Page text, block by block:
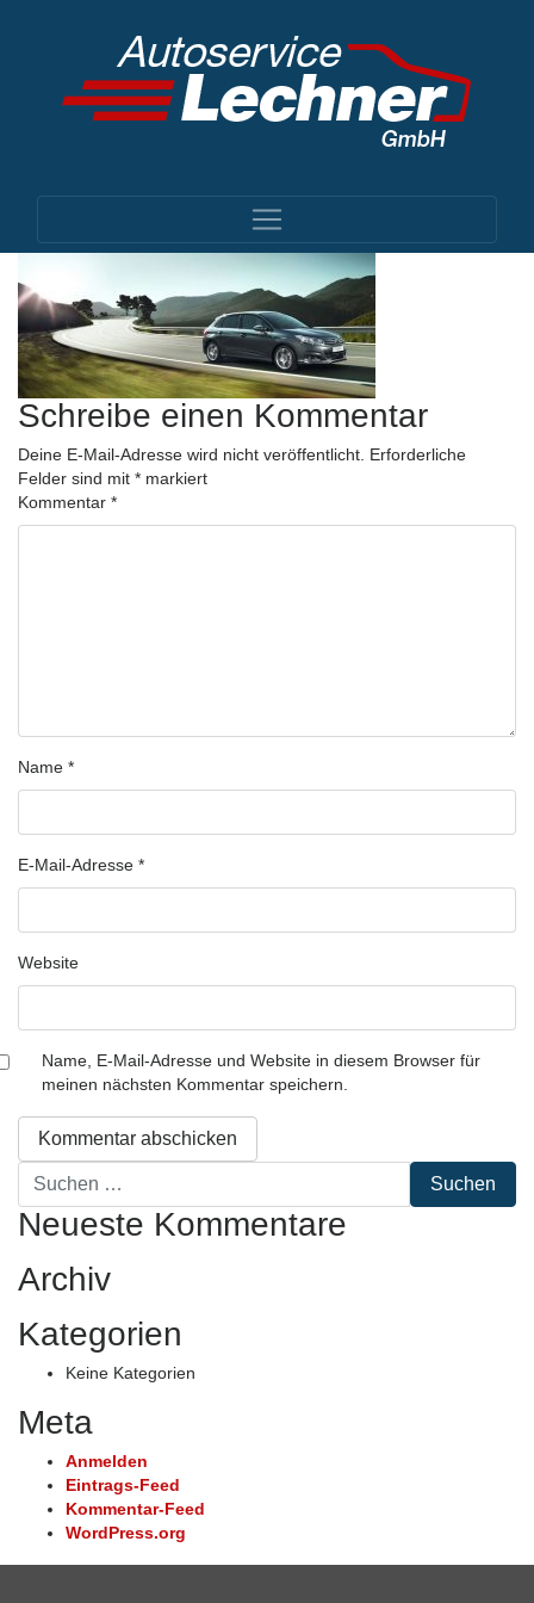
Schreibe einen Kommentar
Deine E-Mail-Adresse wird nicht veröffentlicht. Erforderliche
Felder sind mit * markiert
Kommentar *
Name *
E-Mail-Adresse *
Website
Name, E-Mail-Adresse und Website in diesem Browser für
meinen nächsten Kommentar speichern.
Suche
nach:
Neueste Kommentare
Archiv
Kategorien
Keine Kategorien
Meta
Anmelden
Eintrags-Feed
Kommentar-Feed
WordPress.org